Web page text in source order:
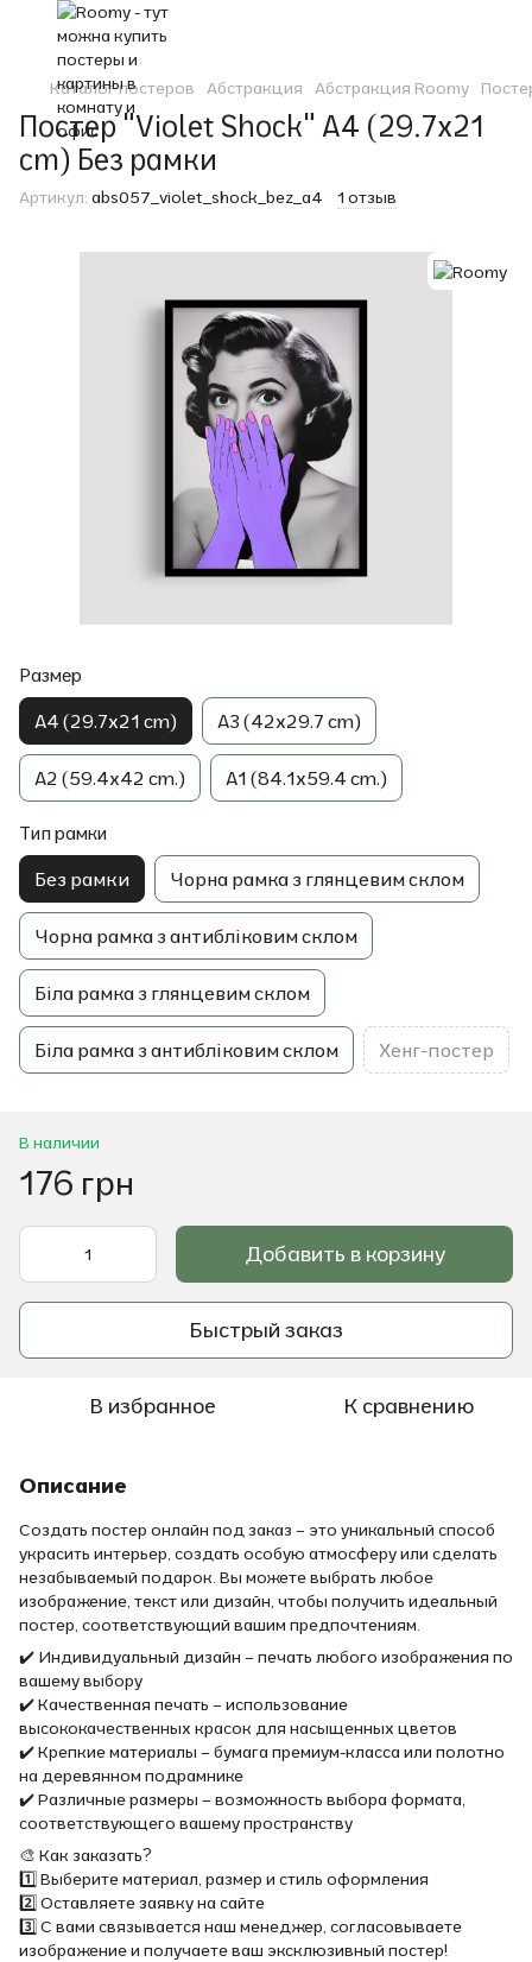
Каталог постеров Абстракция Абстракция Roomy
Постер "Violet Shock" A4 (29.7x21
cm) Без рамки
Артикул: abs057_violet_shock_bez_a4 1 отзыв
Размер
A4 (29.7x21 cm) A3 (42x29.7 cm)
A2 (59.4x42 cm.) A1 (84.1x59.4 cm.)
Тип рамки
Без рамки Чорна рамка з глянцевим склом
Чорна рамка з антибліковим склом
Біла рамка з глянцевим склом
Біла рамка з антибліковим склом Хенг-постер
В наличии
176 грн
Добавить в корзину
Быстрый заказ
В избранное К сравнению
Описание
Создать постер онлайн под заказ – это уникальный способ
украсить интерьер, создать особую атмосферу или сделать
незабываемый подарок. Вы можете выбрать любое
изображение, текст или дизайн, чтобы получить идеальный
постер, соответствующий вашим предпочтениям.
✔️ Индивидуальный дизайн – печать любого изображения по
вашему выбору
✔️ Качественная печать – использование
высококачественных красок для насыщенных цветов
✔️ Крепкие материалы – бумага премиум-класса или полотно
на деревянном подрамнике
✔️ Различные размеры – возможность выбора формата,
соответствующего вашему пространству
🎨 Как заказать?
1️⃣ Выберите материал, размер и стиль оформления
2️⃣ Оставляете заявку на сайте
3️⃣ С вами связывается наш менеджер, согласовываете
изображение и получаете ваш эксклюзивный постер!